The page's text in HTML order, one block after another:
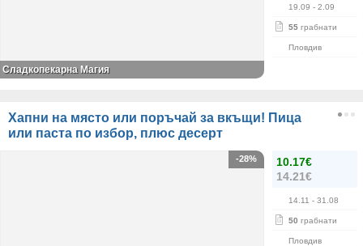
19.09 - 2.09
55 грабнати
Пловдив
Сладкопекарна Магия
Хапни на място или поръчай за вкъщи! Пица
или паста по избор, плюс десерт
10.17€
14.21€
14.11 - 31.08
50 грабнати
Пловдив
-28%